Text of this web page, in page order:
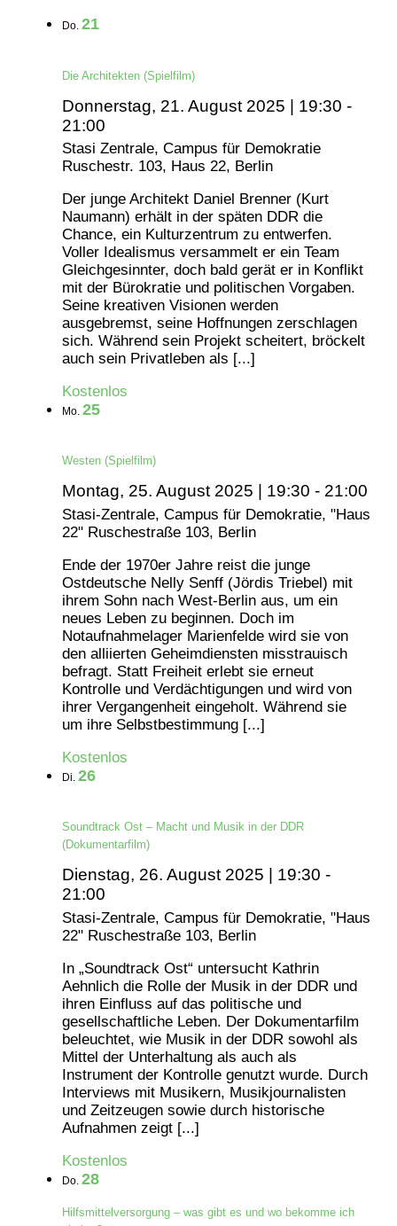
Do. 21
Die Architekten (Spielfilm)
Donnerstag, 21. August 2025 | 19:30 -
21:00
Stasi Zentrale, Campus für Demokratie
Ruschestr. 103, Haus 22, Berlin
Der junge Architekt Daniel Brenner (Kurt
Naumann) erhält in der späten DDR die
Chance, ein Kulturzentrum zu entwerfen.
Voller Idealismus versammelt er ein Team
Gleichgesinnter, doch bald gerät er in Konflikt
mit der Bürokratie und politischen Vorgaben.
Seine kreativen Visionen werden
ausgebremst, seine Hoffnungen zerschlagen
sich. Während sein Projekt scheitert, bröckelt
auch sein Privatleben als [...]
Kostenlos
Mo. 25
Westen (Spielfilm)
Montag, 25. August 2025 | 19:30 - 21:00
Stasi-Zentrale, Campus für Demokratie, "Haus
22" Ruschestraße 103, Berlin
Ende der 1970er Jahre reist die junge
Ostdeutsche Nelly Senff (Jördis Triebel) mit
ihrem Sohn nach West-Berlin aus, um ein
neues Leben zu beginnen. Doch im
Notaufnahmelager Marienfelde wird sie von
den alliierten Geheimdiensten misstrauisch
befragt. Statt Freiheit erlebt sie erneut
Kontrolle und Verdächtigungen und wird von
ihrer Vergangenheit eingeholt. Während sie
um ihre Selbstbestimmung [...]
Kostenlos
Di. 26
Soundtrack Ost – Macht und Musik in der DDR
(Dokumentarfilm)
Dienstag, 26. August 2025 | 19:30 -
21:00
Stasi-Zentrale, Campus für Demokratie, "Haus
22" Ruschestraße 103, Berlin
In „Soundtrack Ost“ untersucht Kathrin
Aehnlich die Rolle der Musik in der DDR und
ihren Einfluss auf das politische und
gesellschaftliche Leben. Der Dokumentarfilm
beleuchtet, wie Musik in der DDR sowohl als
Mittel der Unterhaltung als auch als
Instrument der Kontrolle genutzt wurde. Durch
Interviews mit Musikern, Musikjournalisten
und Zeitzeugen sowie durch historische
Aufnahmen zeigt [...]
Kostenlos
Do. 28
Hilfsmittelversorgung – was gibt es und wo bekomme ich